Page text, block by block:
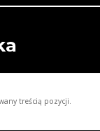
treścią pozycji.